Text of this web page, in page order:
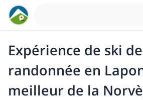
Expérience de ski de
randonnée en
meilleur de la